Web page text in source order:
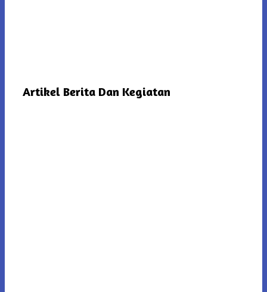
Artikel Berita Dan Kegiatan